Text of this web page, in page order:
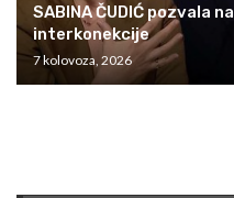
SABINA ČUDIĆ pozvala
interkonekcije
7 kolovoza, 2026